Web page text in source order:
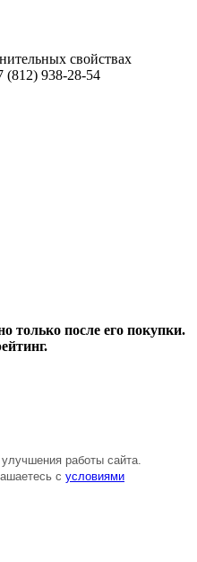
свойствах
(812) 938-28-54
только после его покупки.
работы сайта.
с условиями